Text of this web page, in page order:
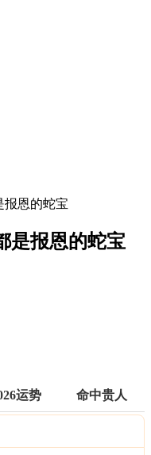
报恩的蛇宝
是报恩的蛇宝
运势 命中贵人